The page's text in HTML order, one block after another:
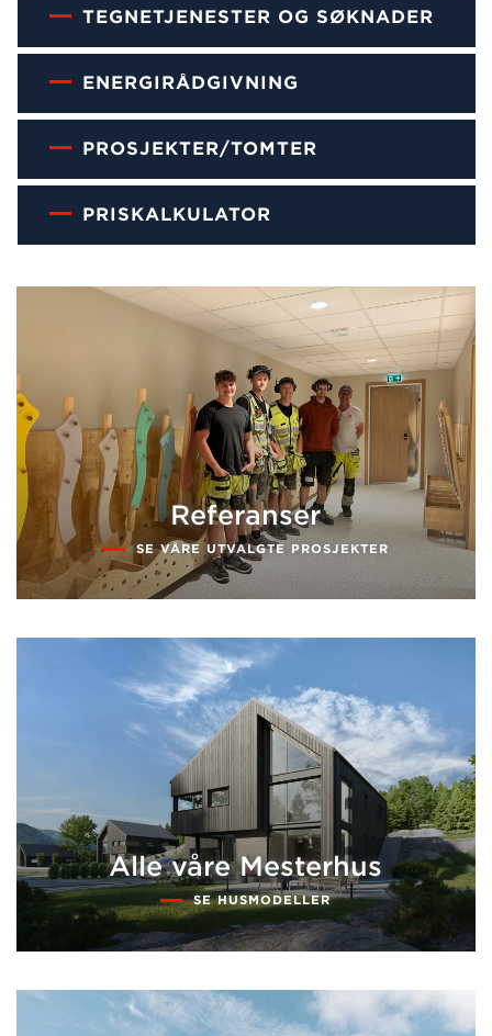
TEGNETJENESTER OG SØKNADER
ENERGIRÅDGIVNING
PROSJEKTER/TOMTER
PRISKALKULATOR
Referanser
SE VÅRE UTVALGTE PROSJEKTER
Alle våre Mesterhus
SE HUSMODELLER